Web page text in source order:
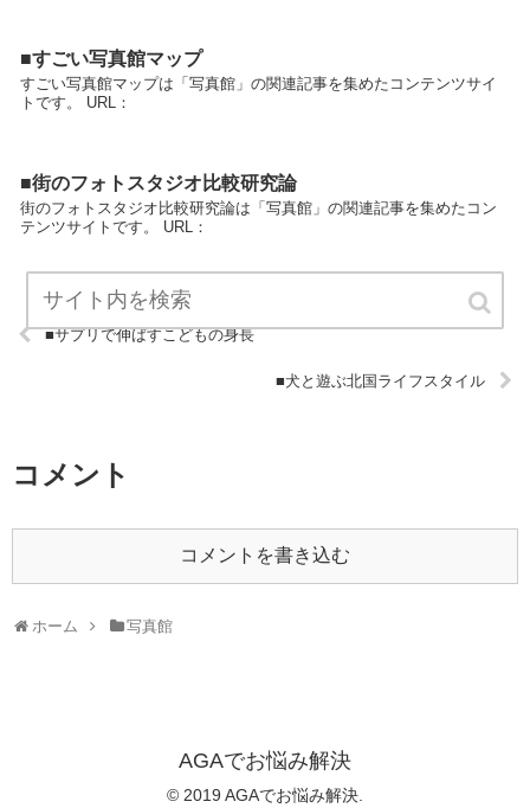
■すごい写真館マップ
すごい写真館マップは「写真館」の関連記事を集めたコンテンツサイ
トです。 URL：
■街のフォトスタジオ比較研究論
街のフォトスタジオ比較研究論は「写真館」の関連記事を集めたコン
テンツサイトです。 URL：
■サプリで伸ばすこどもの身長
■犬と遊ぶ北国ライフスタイル
コメント
コメントを書き込む
ホーム 写真館
AGAでお悩み解決
© 2019 AGAでお悩み解決.